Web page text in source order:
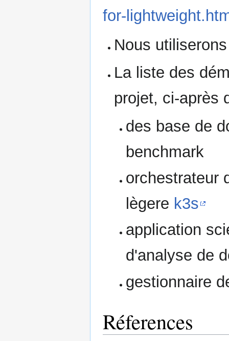
for-
Nous
La liste des
projet, ci-après
des base de
benchmark
orchestrateur
lègere k3s
application
d'analyse de
gestionnaire
Réferences